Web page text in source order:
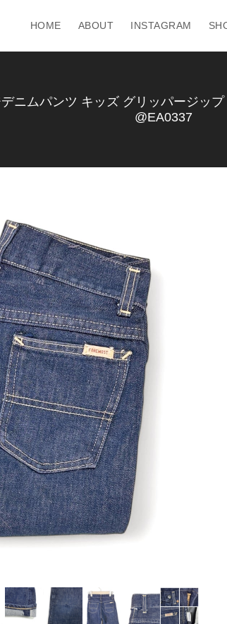
HOME ABOUT INSTAGRAM
ニムパンツ キッズ グリッパージッ
@EA0337